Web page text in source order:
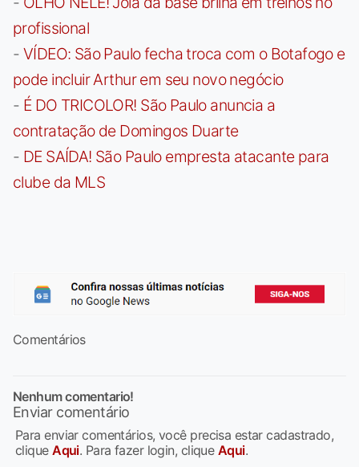
profissional
- VÍDEO: São Paulo fecha troca com o Botafogo e
pode incluir Arthur em seu novo negócio
- É DO TRICOLOR! São Paulo anuncia a
contratação de Domingos Duarte
- DE SAÍDA! São Paulo empresta atacante para
clube da MLS
Comentários
Nenhum comentario!
Enviar comentário
Para enviar comentários, você precisa estar cadastrado,
cliqueAqui. Para fazer login, clique Aqui.